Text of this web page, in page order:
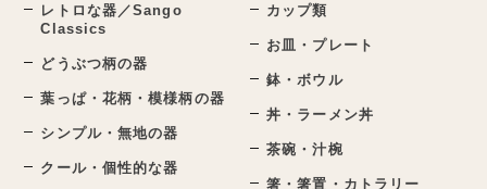
レトロな器／Sango
Classics
どうぶつ柄の器
葉っぱ・花柄・模様柄の器
シンプル・無地の器
クール・個性的な器
カップ類
お皿・プレート
鉢・ボウル
丼・ラーメン丼
茶碗・汁椀
箸・箸置・カトラリー